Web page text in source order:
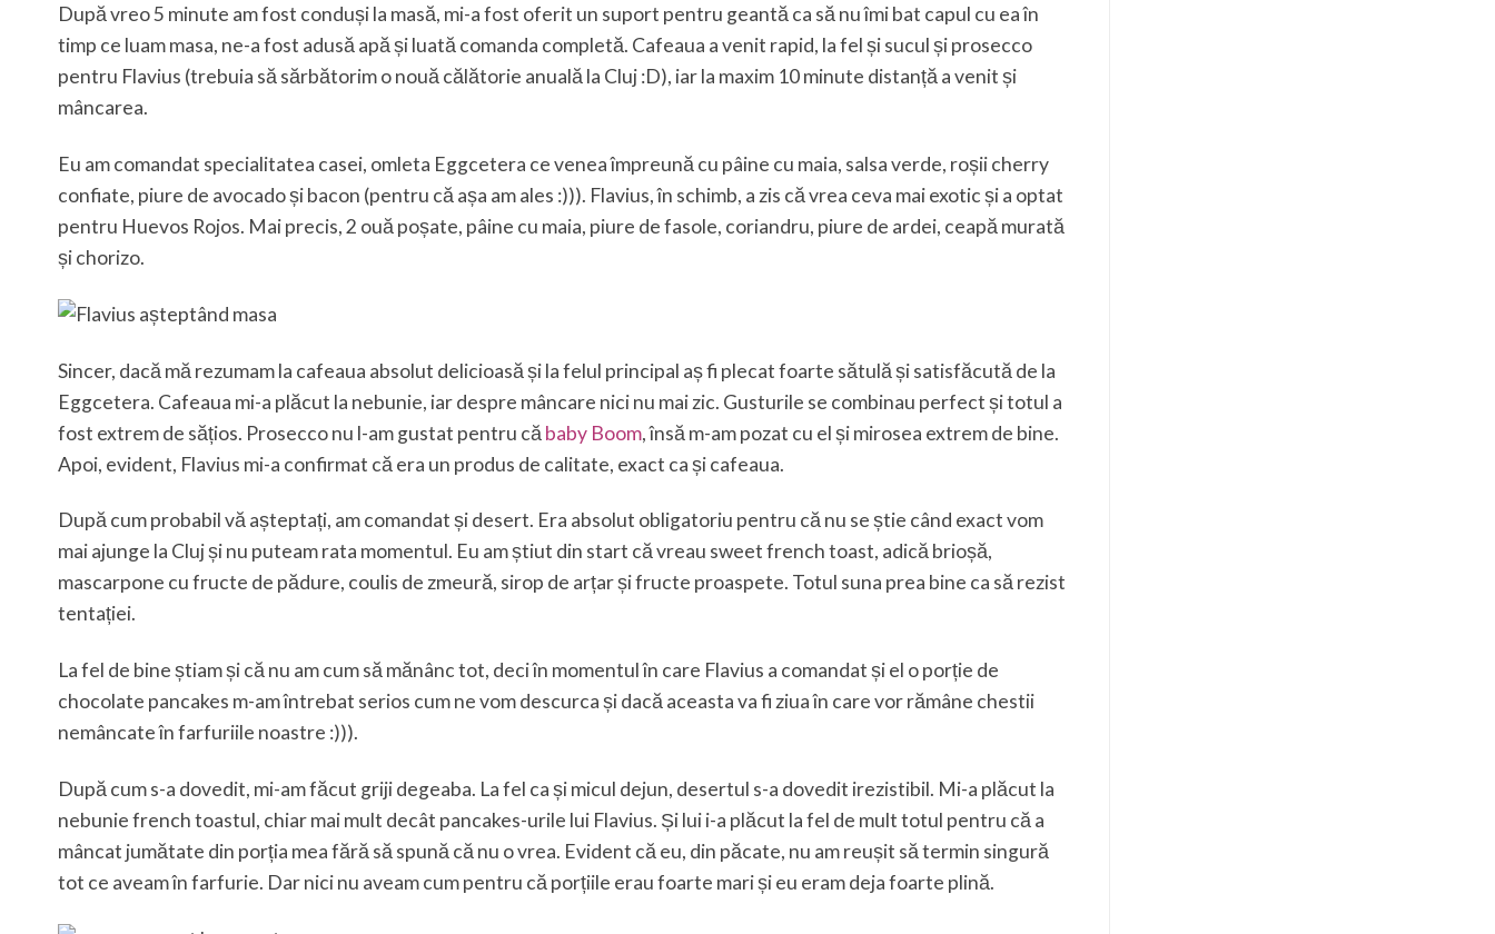
După vreo 5 minute am fost conduși la masă, mi-a fost oferit un suport pentru geantă ca să nu îmi bat capul cu ea în
timp ce luam masa, ne-a fost adusă apă și luată comanda completă. Cafeaua a venit rapid, la fel și sucul și prosecco
pentru Flavius (trebuia să sărbătorim o nouă călătorie anuală la Cluj :D), iar la maxim 10 minute distanță a venit și
mâncarea.
Eu am comandat specialitatea casei, omleta Eggcetera ce venea împreună cu pâine cu maia, salsa verde, roșii cherry
confiate, piure de avocado și bacon (pentru că așa am ales :))). Flavius, în schimb, a zis că vrea ceva mai exotic și a optat
pentru Huevos Rojos. Mai precis, 2 ouă poșate, pâine cu maia, piure de fasole, coriandru, piure de ardei, ceapă murată
și chorizo.
Sincer, dacă mă rezumam la cafeaua absolut delicioasă și la felul principal aș fi plecat foarte sătulă și satisfăcută de la
Eggcetera. Cafeaua mi-a plăcut la nebunie, iar despre mâncare nici nu mai zic. Gusturile se combinau perfect și totul a
fost extrem de sățios. Prosecco nu l-am gustat pentru că baby Boom, însă m-am pozat cu el și mirosea extrem de bine.
Apoi, evident, Flavius mi-a confirmat că era un produs de calitate, exact ca și cafeaua.
După cum probabil vă așteptați, am comandat și desert. Era absolut obligatoriu pentru că nu se știe când exact vom
mai ajunge la Cluj și nu puteam rata momentul. Eu am știut din start că vreau sweet french toast, adică brioșă,
mascarpone cu fructe de pădure, coulis de zmeură, sirop de arțar și fructe proaspete. Totul suna prea bine ca să rezist
tentației.
La fel de bine știam și că nu am cum să mănânc tot, deci în momentul în care Flavius a comandat și el o porție de
chocolate pancakes m-am întrebat serios cum ne vom descurca și dacă aceasta va fi ziua în care vor rămâne chestii
nemâncate în farfuriile noastre :))).
După cum s-a dovedit, mi-am făcut griji degeaba. La fel ca și micul dejun, desertul s-a dovedit irezistibil. Mi-a plăcut la
nebunie french toastul, chiar mai mult decât pancakes-urile lui Flavius. Și lui i-a plăcut la fel de mult totul pentru că a
mâncat jumătate din porția mea fără să spună că nu o vrea. Evident că eu, din păcate, nu am reușit să termin singură
tot ce aveam în farfurie. Dar nici nu aveam cum pentru că porțiile erau foarte mari și eu eram deja foarte plină.